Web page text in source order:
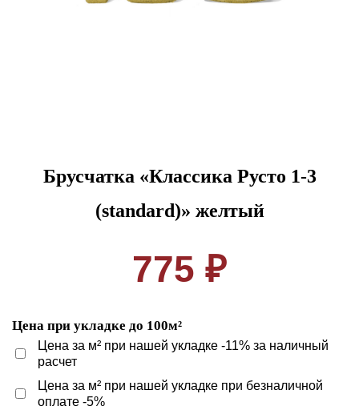
Брусчатка «Классика Русто 1-3
(standard)» желтый
775 ₽
Цена при укладке до 100м²
Цена за м² при нашей укладке -11% за наличный
расчет
Цена за м² при нашей укладке при безналичной
оплате -5%